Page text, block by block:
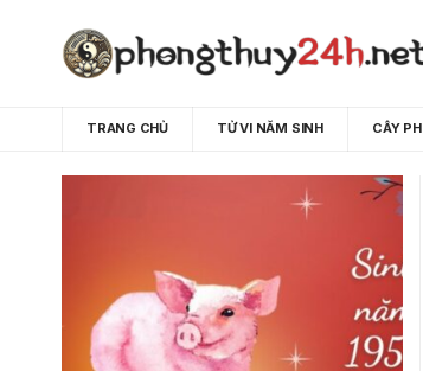
TRANG CHỦ TỬ VI NĂM SINH CÂY